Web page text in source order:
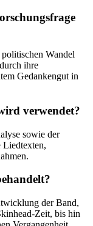
Wandel
ihre
Gedankengut in
verwendet?
sowie der
Liedtexten,
der Band,
Zeit, bis hin